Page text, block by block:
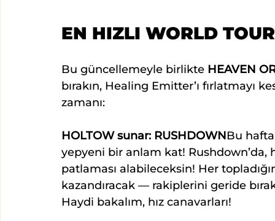
EN HIZLI WORLD
Bu güncellemeyle birlikte HEAVEN
bırakın, Healing Emitter’ı fırlatmayı
zamanı:
HOLTOW sunar: RUSHDOWNBu
yepyeni bir anlam kat! Rushdown’da,
patlaması alabileceksin! Her
kazandıracak — rakiplerini geride
Haydi bakalım, hız canavarları!